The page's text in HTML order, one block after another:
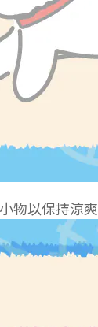
物以保持涼爽